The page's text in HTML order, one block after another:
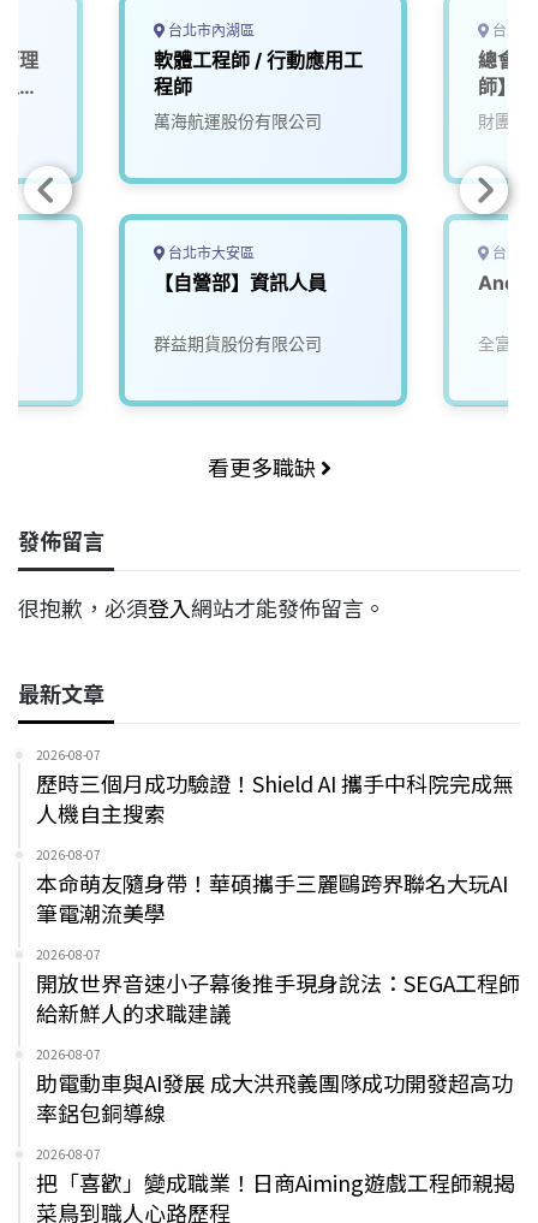
理
員
台北市內湖區
軟體工程師 / 行動應用工
程師
萬海航運股份有限公司
台北市大安區
【自營部】資訊人員
群益期貨股份有限公司
台中
總會
師】
財團法
台中
全富數
看更多職缺
發佈留言
很抱歉，必須登入網站才能發佈留言。
最新文章
2026-08-07
歷時三個月成功驗證！Shield AI 攜手中科院完成無
人機自主搜索
2026-08-07
本命萌友隨身帶！華碩攜手三麗鷗跨界聯名大玩AI
筆電潮流美學
2026-08-07
開放世界音速小子幕後推手現身說法：SEGA工程師
給新鮮人的求職建議
2026-08-07
助電動車與AI發展 成大洪飛義團隊成功開發超高功
率鋁包銅導線
2026-08-07
把「喜歡」變成職業！日商Aiming遊戲工程師親揭
菜鳥到職人心路歷程